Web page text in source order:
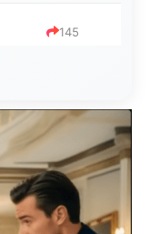
145